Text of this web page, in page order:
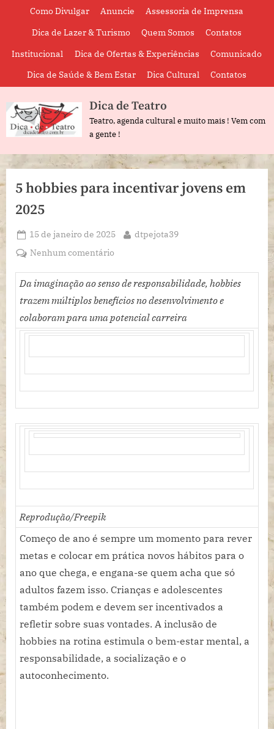
Como Divulgar Anuncie
Assessoria de Imprensa
Dica de Lazer & Turismo
Quem Somos
Contatos
Institucional
Dica de Ofertas & Experiências
Comunicado
Dica de Saúde & Bem Estar
Dica Cultural Contatos
Dica de Teatro
Teatro, agenda cultural e muito mais ! Vem com
a gente !
5 hobbies para incentivar jovens em
2025
Posted
on
15 de janeiro de 2025 By
dtpejota39
Nenhum comentário
hobbies
para
jovens
em
Da imaginação ao senso de responsabilidade, hobbies
trazem múltiplos benefícios no desenvolvimento e
colaboram para uma potencial carreira
Reprodução/Freepik
Começo de ano é sempre um momento para rever
metas e colocar em prática novos hábitos para o
ano que chega, e engana-se quem acha que só
adultos fazem isso. Crianças e adolescentes
também podem e devem ser incentivados a
refletir sobre suas vontades. A inclusão de
hobbies na rotina estimula o bem-estar mental, a
responsabilidade, a socialização e o
autoconhecimento.